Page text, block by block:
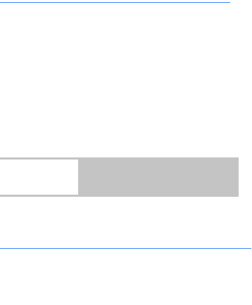
des Passahs
des Passahs
des Passahs